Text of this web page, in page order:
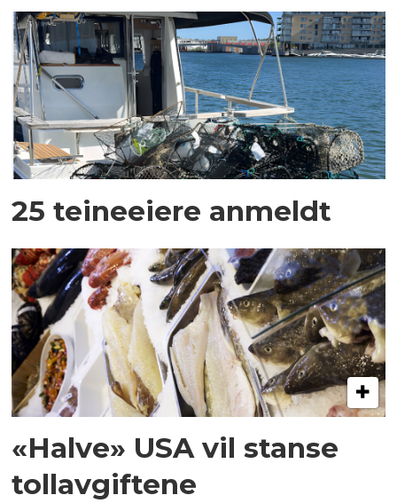
25 teineeiere anmeldt
«Halve» USA vil stanse
tollavgiftene